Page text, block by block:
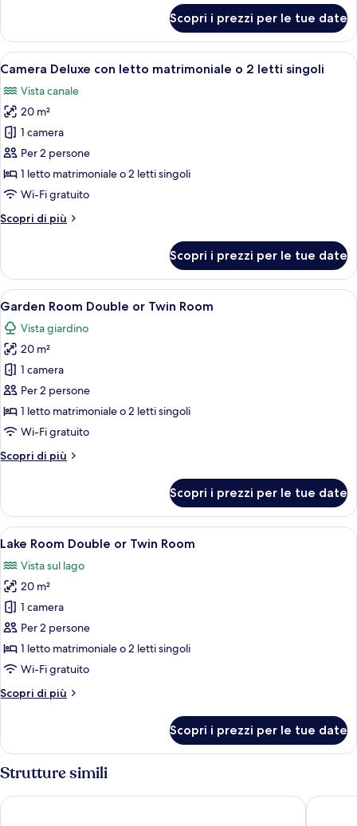
2
letti
Standard
con
letto
o
2
letti
singoli
Scopri i prezzi per le tue date
Apri
tutte
le
foto
per
Camera
Deluxe
con
matrimoniale
letti
singoli
Un letto rifatto con cura, una coppia
13
Camera Deluxe con letto matrimoniale o 2 letti singoli
Vista canale
20 m²
1 camera
Per 2 persone
1 letto matrimoniale o 2 letti singoli
Wi-Fi gratuito
Scopri di più
Altri
Deluxe
con
letto
o
2
letti
singoli
Scopri i prezzi per le tue date
Apri
tutte
le
foto
per
Garden
Room
Double
Twin
Camera d'albergo moderna con un
9
Garden Room Double or Twin Room
Vista giardino
20 m²
1 camera
Per 2 persone
1 letto matrimoniale o 2 letti singoli
Wi-Fi gratuito
Scopri di più
Altri
Room
Double
or
Room
Scopri i prezzi per le tue date
Apri
tutte
le
foto
per
Lake
Room
Double
Twin
Un patio con tavolo e sedie,
17
Lake Room Double or Twin Room
Vista sul lago
20 m²
1 camera
Per 2 persone
1 letto matrimoniale o 2 letti singoli
Wi-Fi gratuito
Scopri di più
Altri
Room
or
Room
Scopri i prezzi per le tue date
Strutture simili
Hotel Regina Hotel